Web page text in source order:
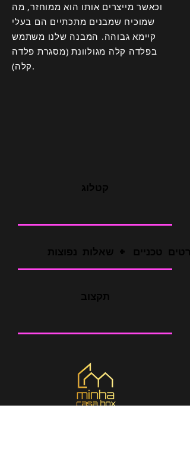
וכאשר מייצרים אותו הוא ממוחזר, מה
שמוכיח שמבנים מתכתיים הם בעלי
קיימא גבוהה. המבנה שלנו משתמש
בפלדה קלה מגולוונת (מסגרת פלדה
קלה).
קטלוג
פרטים טכניים + שאלות נפוצות
תקצוב